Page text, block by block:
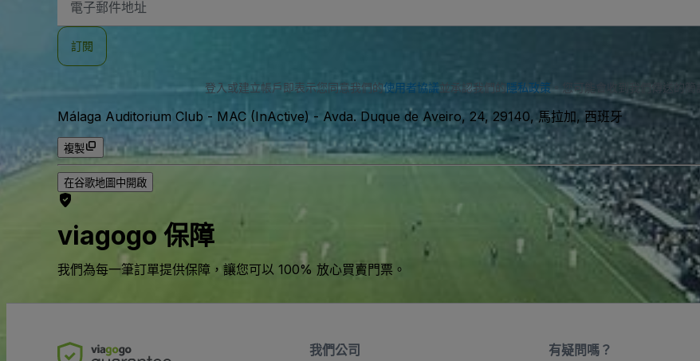
子
地
訂閱
登入或建立帳戶即表示您同意我們的使用者協議並承認我們的 隱私政策。您可能會收到我們傳送的簡
Málaga Auditorium Club - MAC (InActive) - Avda. Duque de Aveiro, 24, 29140, 馬拉加, 西班牙
複製
在谷歌地圖中開啟
viagogo 保障
我們為每一筆訂單提供保障，讓您可以 100% 放心買賣門票。
我們公司 有疑問嗎？